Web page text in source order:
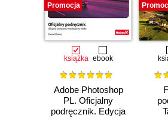
Promocja
książka ebook
Adobe Photoshop
PL. Oficjalny
podręcznik. Edycja